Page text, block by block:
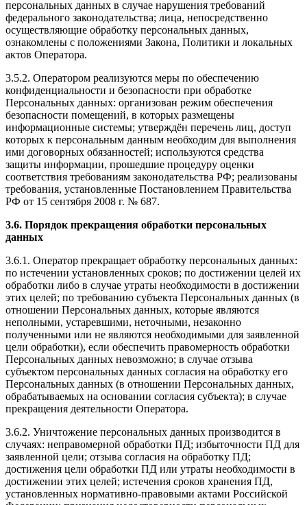
персональных данных в случае нарушения требований
федерального законодательства; лица, непосредственно
осуществляющие обработку персональных данных,
ознакомлены с положениями Закона, Политики и локальных
актов Оператора.
3.5.2. Оператором реализуются меры по обеспечению
конфиденциальности и безопасности при обработке
Персональных данных: организован режим обеспечения
безопасности помещений, в которых размещены
информационные системы; утверждён перечень лиц, доступ
которых к персональным данным необходим для выполнения
ими договорных обязанностей; используются средства
защиты информации, прошедшие процедуру оценки
соответствия требованиям законодательства РФ; реализованы
требования, установленные Постановлением Правительства
РФ от 15 сентября 2008 г. № 687.
3.6. Порядок прекращения обработки персональных
данных
3.6.1. Оператор прекращает обработку персональных данных:
по истечении установленных сроков; по достижении целей их
обработки либо в случае утраты необходимости в достижении
этих целей; по требованию субъекта Персональных данных (в
отношении Персональных данных, которые являются
неполными, устаревшими, неточными, незаконно
полученными или не являются необходимыми для заявленной
цели обработки), если обеспечить правомерность обработки
Персональных данных невозможно; в случае отзыва
субъектом персональных данных согласия на обработку его
Персональных данных (в отношении Персональных данных,
обрабатываемых на основании согласия субъекта); в случае
прекращения деятельности Оператора.
3.6.2. Уничтожение персональных данных производится в
случаях: неправомерной обработки ПД; избыточности ПД для
заявленной цели; отзыва согласия на обработку ПД;
достижения цели обработки ПД или утраты необходимости в
достижении этих целей; истечения сроков хранения ПД,
установленных нормативно-правовыми актами Российской